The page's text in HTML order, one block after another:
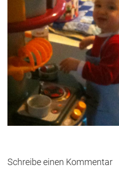
Schreibe einen Kommentar